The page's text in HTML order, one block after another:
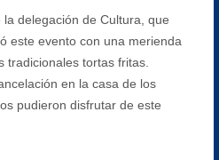
delegación de Cultura, que
este evento con una merienda
tradicionales tortas fritas.
en la casa de los
pudieron disfrutar de este